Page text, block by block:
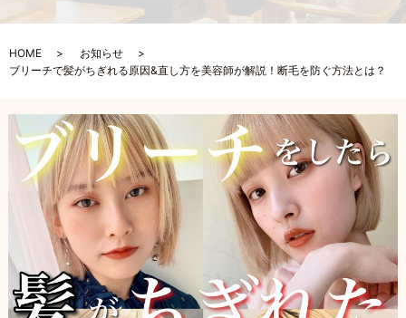
HOME
お知らせ
ブリーチで髪がちぎれる原因&直し方を美容師が解説！断毛を防ぐ方法とは？